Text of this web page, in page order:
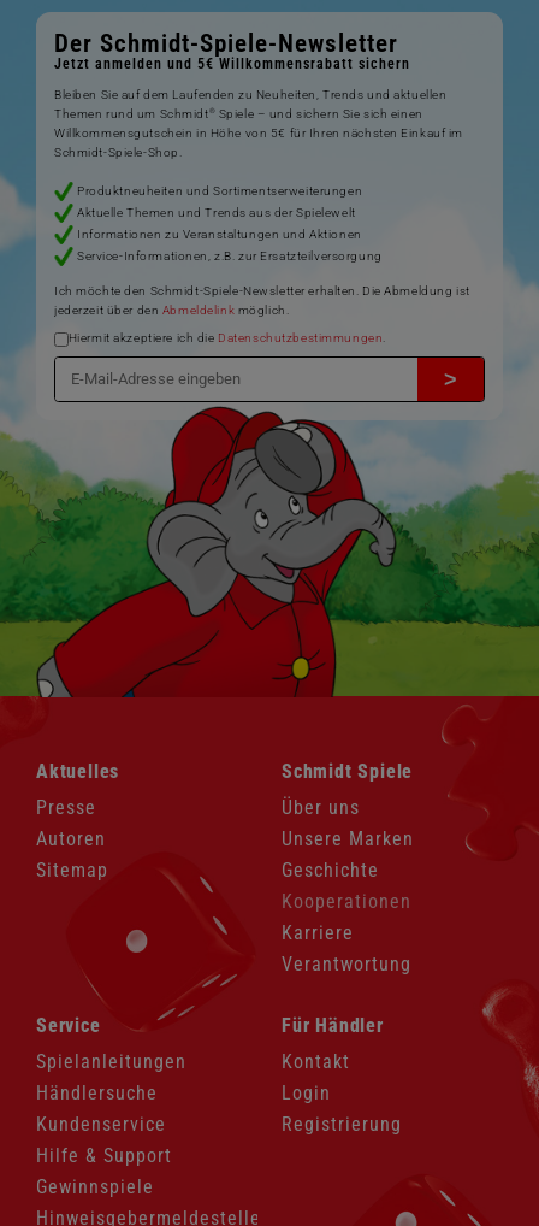
Der Schmidt-Spiele-Newsletter
Jetzt anmelden und 5€ Willkommensrabatt sichern
Bleiben Sie auf dem Laufenden zu Neuheiten, Trends und aktuellen
Themen rund um Schmidt® Spiele – und sichern Sie sich einen
Willkommensgutschein in Höhe von 5€ für Ihren nächsten Einkauf im
Schmidt-Spiele-Shop.
Produktneuheiten und Sortimentserweiterungen
Aktuelle Themen und Trends aus der Spielewelt
Informationen zu Veranstaltungen und Aktionen
Service-Informationen, z.B. zur Ersatzteilversorgung
Ich möchte den Schmidt-Spiele-Newsletter erhalten. Die Abmeldung ist
jederzeit über den Abmeldelink möglich.
Hiermit akzeptiere ich die Datenschutzbestimmungen
>
überspringen
Aktuelles
Presse
Autoren
Sitemap
Navigation
überspringen
Schmidt Spiele
Über uns
Unsere Marken
Geschichte
Kooperationen
Karriere
Verantwortung
Navigation
überspringen
Service
Spielanleitungen
Händlersuche
Kundenservice
Hilfe & Support
Gewinnspiele
Hinweisgebermeldestelle
Navigation
überspringen
Für Händler
Kontakt
Login
Registrierung